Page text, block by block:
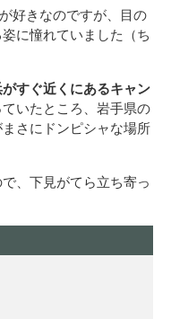
好きなのですが、目の
に憧れていました（ち
すぐ近くにあるキャン
いたところ、岩手県の
さにドンピシャな場所
、下見がてら立ち寄っ